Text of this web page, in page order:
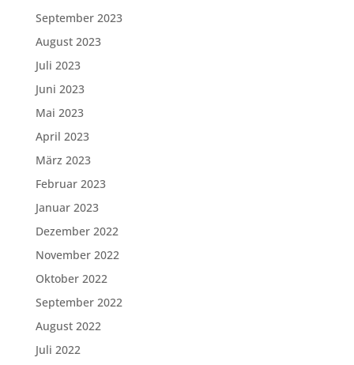
September 2023
August 2023
Juli 2023
Juni 2023
Mai 2023
April 2023
März 2023
Februar 2023
Januar 2023
Dezember 2022
November 2022
Oktober 2022
September 2022
August 2022
Juli 2022